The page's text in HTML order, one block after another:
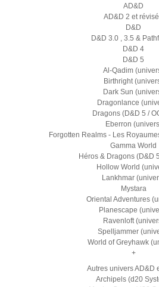
AD&D
AD&D 2 et
D&D
D&D 3.0 , 3.5 &
D&D 4
D&D 5
Al-Qadim
Birthright
Dark Sun
Dragonlance
Dragons (D&D 5 /
Eberron
Forgotten Realms - Les
Gamma World
Héros & Dragons (D&D
Hollow World
Lankhmar
Mystara
Oriental Adventures
Planescape
Ravenloft
Spelljammer
World of Greyhawk
+
Autres univers AD&D
Archipels (d20